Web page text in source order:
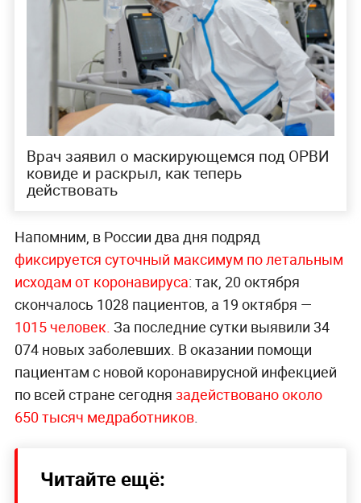
Врач заявил о маскирующемся под ОРВИ
ковиде и раскрыл, как теперь
действовать
Напомним, в России два дня подряд
фиксируется суточный максимум по летальным
исходам от коронавируса: так, 20 октября
скончалось 1028 пациентов, а 19 октября —
1015 человек. За последние сутки выявили 34
074 новых заболевших. В оказании помощи
пациентам с новой коронавирусной инфекцией
по всей стране сегодня задействовано около
650 тысяч медработников.
Читайте ещё: